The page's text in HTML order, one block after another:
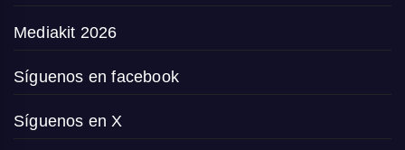
Mediakit 2026
Síguenos en facebook
Síguenos en X